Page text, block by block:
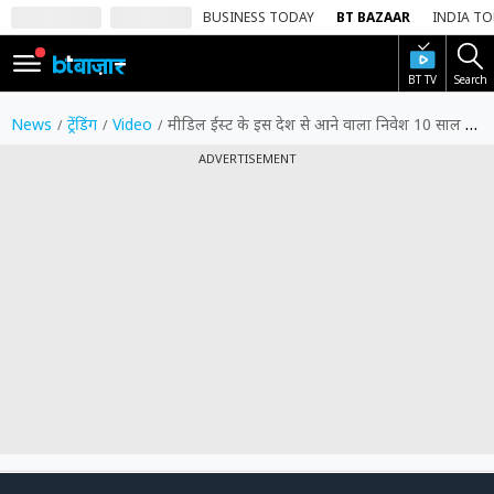
BUSINESS TODAY BT BAZAAR INDIA
BT TV Search
SIGN
IN
News ट्रेंडिंग Video मीडिल ईस्ट के इस देश से आने वाला निवेश 10 साल में हुआ दोगुना, अब अगले 5 साल के लिए ये है बड़ा प्लान
ADVERTISEMENT
0